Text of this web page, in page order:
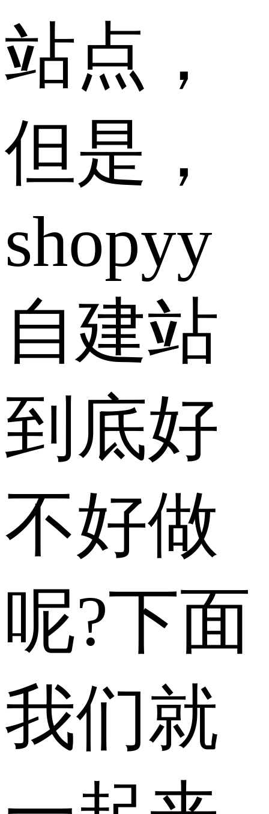
站点，
但是，
shopyy
自建站
到底好
不好做
呢?下面
我们就